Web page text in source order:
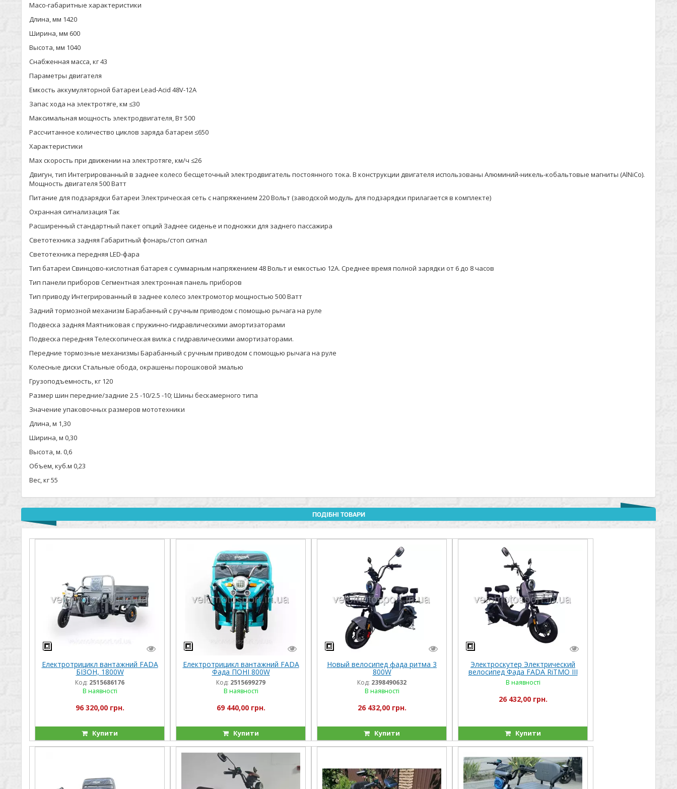
Масо-габаритные характеристики
Длина, мм 1420
Ширина, мм 600
Высота, мм 1040
Снабженная масса, кг 43
Параметры двигателя
Емкость аккумуляторной батареи Lead-Acid 48V-12A
Запас хода на электротяге, км ≤30
Максимальная мощность электродвигателя, Вт 500
Рассчитанное количество циклов заряда батареи ≤650
Характеристики
Max скорость при движении на электротяге, км/ч ≤26
Двигун, тип Интегрированный в заднее колесо бесщеточный электродвигатель постоянного тока. В конструкции двигателя использованы Алюминий-никель-кобальтовые магниты (AlNiCo).
Мощность двигателя 500 Ватт
Питание для подзарядки батареи Электрическая сеть с напряжением 220 Вольт (заводской модуль для подзарядки прилагается в комплекте)
Охранная сигнализация Так
Расширенный стандартный пакет опций Заднее сиденье и подножки для заднего пассажира
Светотехника задняя Габаритный фонарь/стоп сигнал
Светотехника передняя LED-фара
Тип батареи Свинцово-кислотная батарея с суммарным напряжением 48 Вольт и емкостью 12A. Среднее время полной зарядки от 6 до 8 часов
Тип панели приборов Сегментная электронная панель приборов
Тип приводу Интегрированный в заднее колесо электромотор мощностью 500 Ватт
Задний тормозной механизм Барабанный с ручным приводом с помощью рычага на руле
Подвеска задняя Маятниковая с пружинно-гидравлическими амортизаторами
Подвеска передняя Телескопическая вилка с гидравлическими амортизаторами.
Передние тормозные механизмы Барабанный с ручным приводом с помощью рычага на руле
Колесные диски Стальные обода, окрашены порошковой эмалью
Грузоподъемность, кг 120
Размер шин передние/задние 2.5 -10/2.5 -10; Шины бескамерного типа
Значение упаковочных размеров мототехники
Длина, м 1,30
Ширина, м 0,30
Высота, м. 0,6
Объем, куб.м 0,23
Вес, кг 55
ПОДІБНІ ТОВАРИ
Електротрицикл вантажний FADA
БІЗОН, 1800W
Код: 2515686176
В наявності
96 320,00 грн.
Купити
Електротрицикл вантажний FADA
Фада ПОНІ 800W
Код: 2515699279
В наявності
69 440,00 грн.
Купити
Новый велосипед фада ритма 3
800W
Код: 2398490632
В наявності
26 432,00 грн.
Купити
Электроскутер Электрический
велосипед Фада FADA RiTMO III
800W
В наявності
26 432,00 грн.
Купити